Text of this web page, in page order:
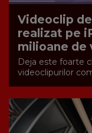
Videoclip
realizat pe
milioane de
Deja este foarte
videoclipurilor